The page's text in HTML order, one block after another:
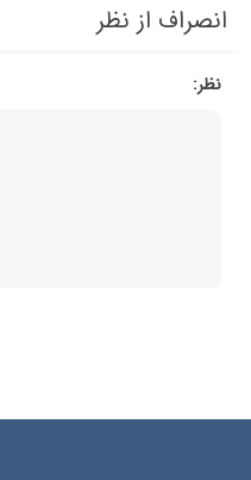
انصراف از نظر
نظر: